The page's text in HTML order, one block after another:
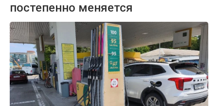
постепенно меняется